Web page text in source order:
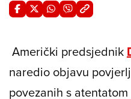
Američki predsjednik
naredio objavu
povezanih s